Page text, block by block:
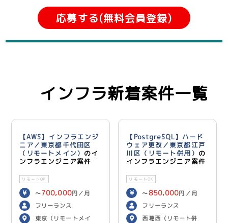
応募する(無料会員登録)
インフラ新着案件一覧
【AWS】インフラエンジ
ニア／東京都千代田区
（リモートメイン） のイ
ンフラエンジニア案件
リモートOK
〜700,000円／月
フリーランス
東京（リモートメイ
【PostgreSQL】ハード
ウェア更改／東京都江戸
川区（リモート併用） の
インフラエンジニア案件
リモートOK
〜 850,000円／月
フリーランス
西葛西（リモート併